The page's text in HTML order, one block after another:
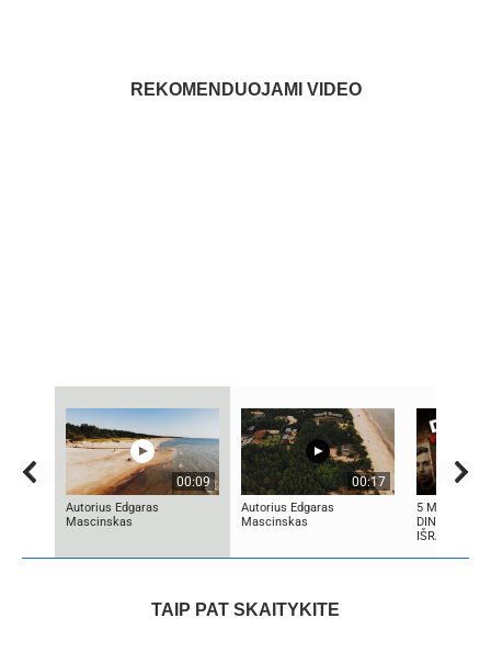
REKOMENDUOJAMI VIDEO
00:09
Autorius Edgaras
Mascinskas
00:17
Autorius Edgaras
Mascinskas
5
DINGO BE
IŠRADIMŲ:...
TAIP PAT SKAITYKITE